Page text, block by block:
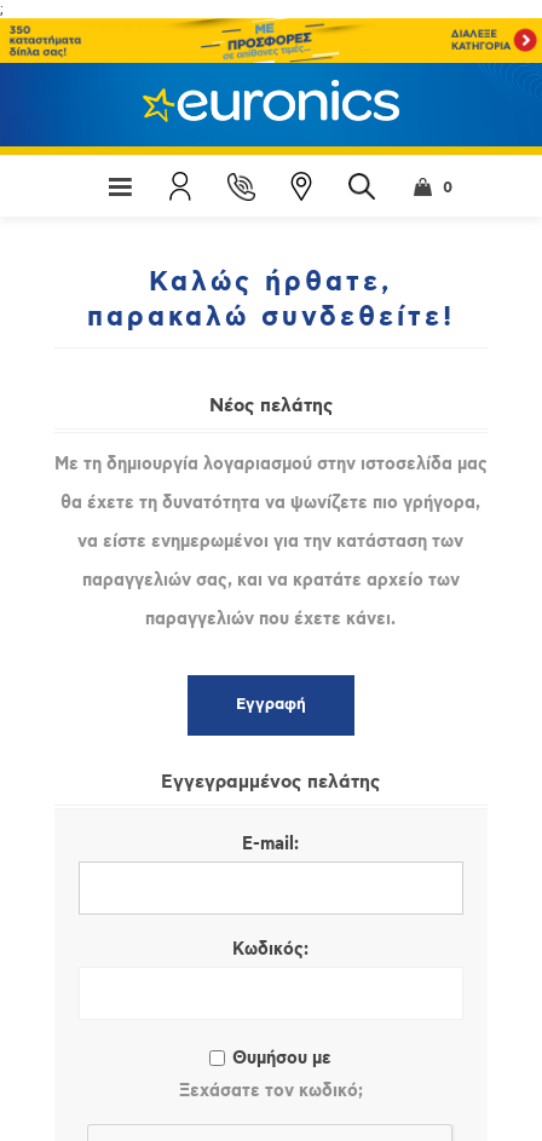
;
0
Καλώς ήρθατε,
παρακαλώ συνδεθείτε!
Νέος πελάτης
Με τη δημιουργία λογαριασμού στην ιστοσελίδα μας
θα έχετε τη δυνατότητα να ψωνίζετε πιο γρήγορα,
να είστε ενημερωμένοι για την κατάσταση των
παραγγελιών σας, και να κρατάτε αρχείο των
παραγγελιών που έχετε κάνει.
Εγγεγραμμένος πελάτης
E-mail:
Κωδικός:
Θυμήσου με
Ξεχάσατε τον κωδικό;